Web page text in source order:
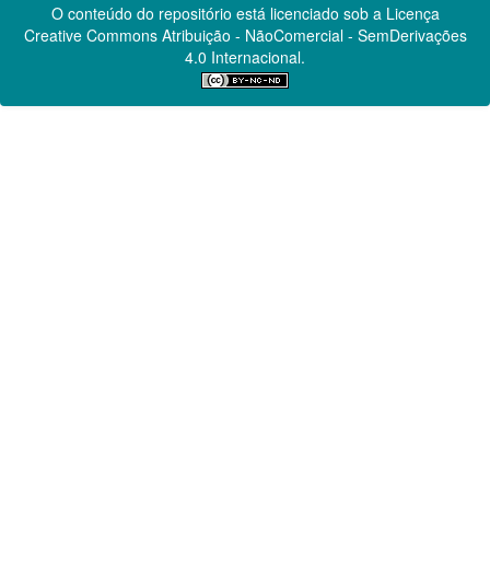
O conteúdo do repositório está licenciado sob a Licença
Creative CommonsAtribuição - NãoComercial - SemDerivações
4.0 Internacional.